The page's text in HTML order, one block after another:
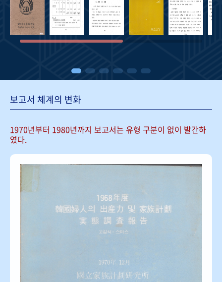
보고서 체계의 변화
1970년부터 1980년까지 보고서는 유형 구분이 없이 발간하
였다.